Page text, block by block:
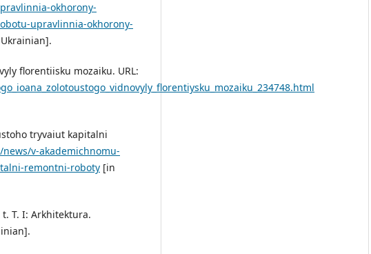
okhorony-
upravlinnia-okhorony-
florentiisku mozaiku. URL:
tryvaiut kapitalni
v-akademichnomu-
remontni-roboty [in
t. T. I: Arkhitektura.